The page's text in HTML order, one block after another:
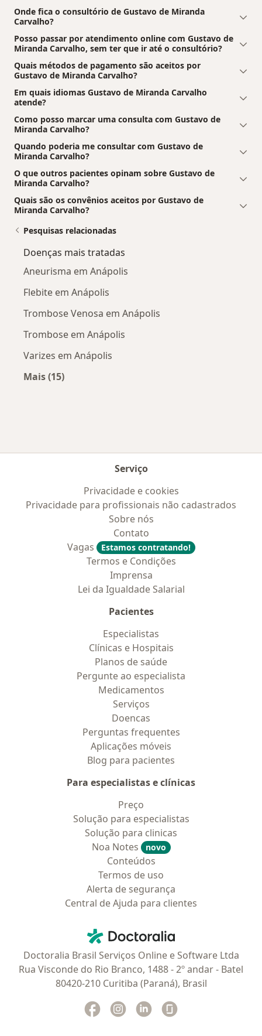
Onde fica o consultório de Gustavo de Miranda
Carvalho?
Posso passar por atendimento online com Gustavo de
Miranda Carvalho, sem ter que ir até o consultório?
Quais métodos de pagamento são aceitos por
Gustavo de Miranda Carvalho?
Em quais idiomas Gustavo de Miranda Carvalho
atende?
Como posso marcar uma consulta com Gustavo de
Miranda Carvalho?
Quando poderia me consultar com Gustavo de
Miranda Carvalho?
O que outros pacientes opinam sobre Gustavo de
Miranda Carvalho?
Quais são os convênios aceitos por Gustavo de
Miranda Carvalho?
Pesquisas relacionadas
Doenças mais tratadas
Aneurisma em Anápolis
Flebite em Anápolis
Trombose Venosa em Anápolis
Trombose em Anápolis
Varizes em Anápolis
Mais (15)
Serviço
Privacidade e cookies
Privacidade para profissionais não cadastrados
Sobre nós
Contato
Vagas
Estamos contratando!
Termos e Condições
Imprensa
Lei da Igualdade Salarial
Pacientes
Especialistas
Clínicas e Hospitais
Planos de saúde
Pergunte ao especialista
Medicamentos
Serviços
Doencas
Perguntas frequentes
Aplicações móveis
Blog para pacientes
Para especialistas e clínicas
Preço
Solução para especialistas
Solução para clinicas
Noa Notes
novo
Conteúdos
Termos de uso
Alerta de segurança
Central de Ajuda para clientes
Doctoralia - Homepage
Doctoralia Brasil Serviços Online e Software Ltda
Rua Visconde do Rio Branco, 1488 - 2º andar - Batel
80420-210 Curitiba (Paraná), Brasil
Facebook
abre num novo separador
Instagram
abre num novo separador
Linkedin
abre num novo